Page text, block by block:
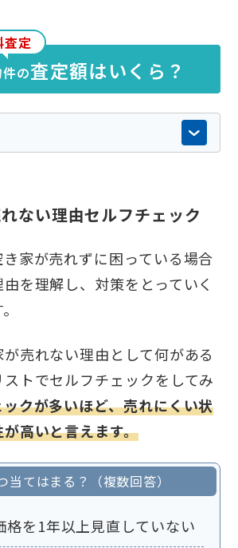
査定
の査定額はいくら？
ない理由セルフチェック
家が売れずに困っている場合
を理解し、対策をとっていく
売れない理由として何がある
トでセルフチェックをしてみ
クが多いほど、売れにくい状
高いと言えます。
当てはまる？（複数回答）
格を1年以上見直していない